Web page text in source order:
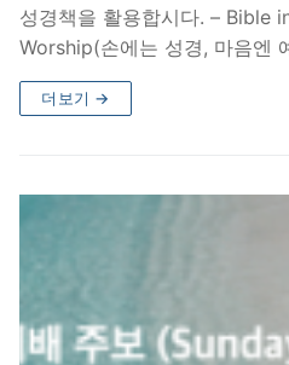
성경책을 활용합시다. – Bible
Worship(손에는 성경, 마음엔
더보기 →